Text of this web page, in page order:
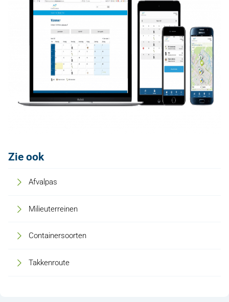
Zie ook
Afvalpas
Milieuterreinen
Containersoorten
Takkenroute